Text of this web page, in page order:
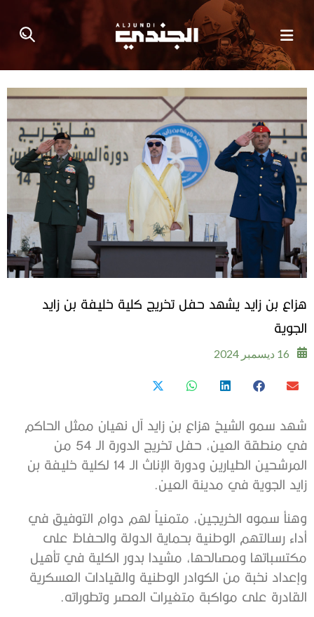
هزاع بن زايد يشهد حفل تخريج كلية خليفة بن زايد
الجوية
16 ديسمبر 2024
شهد سمو الشيخ هزاع بن زايد آل نهيان ممثل الحاكم
في منطقة العين، حفل تخريج الدورة الـ 54 من
المرشحين الطيارين ودورة الإناث الـ 14 لكلية خليفة بن
زايد الجوية في مدينة العين.
وهنأ سموه الخريجين، متمنياً لهم دوام التوفيق في
أداء رسالتهم الوطنية بحماية الدولة والحفاظ على
مكتسباتها ومصالحها، مشيدا بدور الكلية في تأهيل
وإعداد نخبة من الكوادر الوطنية والقيادات العسكرية
القادرة على مواكبة متغيرات العصر وتطوراته.